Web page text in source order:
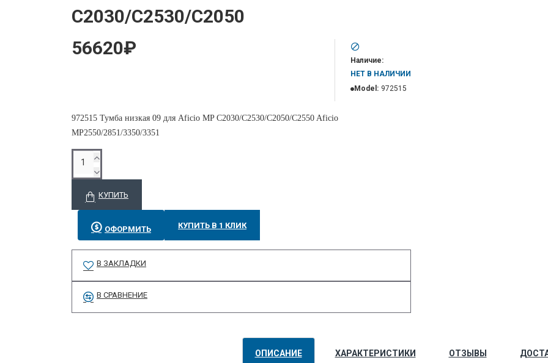
C2030/C2530/C2050
56620₽
Наличие:
НЕТ В НАЛИЧИИ
Model: 972515
972515 Тумба низкая 09 для Aficio MP C2030/C2530/C2050/C2550 Aficio
MP2550/2851/3350/3351
КУПИТЬ
ОФОРМИТЬ КУПИТЬ В 1 КЛИК
В ЗАКЛАДКИ
В СРАВНЕНИЕ
ОПИСАНИЕ ХАРАКТЕРИСТИКИ ОТЗЫВЫ